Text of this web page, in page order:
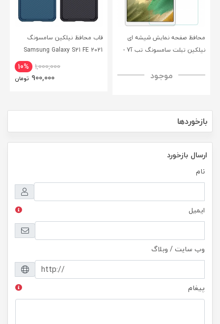
محافظ صفحه نمایش شیشه ای
نیلکین تبلت سامسونگ تب آ7 -
H+ Anti-explosion Tempered
موجود
قاب محافظ نیلکین سامسونگ
Samsung Galaxy S21 FE 2021
10% 1,000,000
900,000 تومان
بازخوردها
ارسال بازخورد
نام
ایمیل
وب سایت / وبلاگ
پیغام